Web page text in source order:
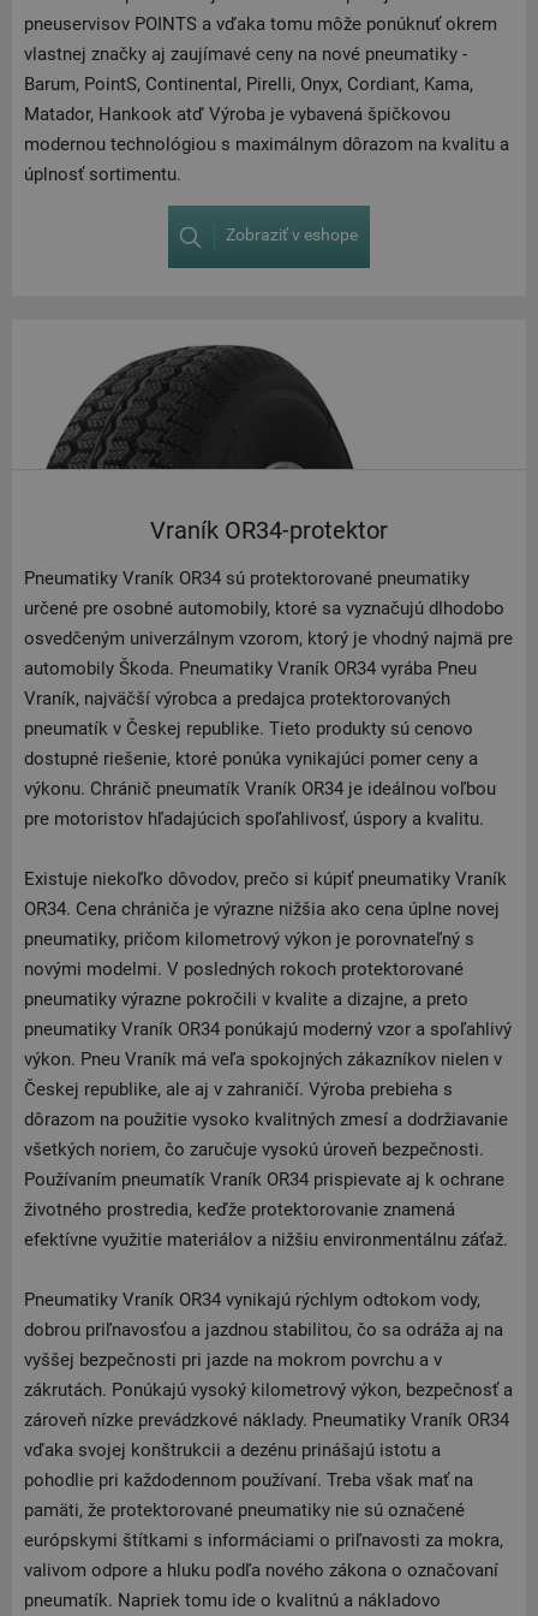
pneuservisov POINTS a vďaka tomu môže ponúknuť okrem
vlastnej značky aj zaujímavé ceny na nové pneumatiky -
Barum, PointS, Continental, Pirelli, Onyx, Cordiant, Kama,
Matador, Hankook atď Výroba je vybavená špičkovou
modernou technológiou s maximálnym dôrazom na kvalitu a
úplnosť sortimentu.
Zobraziť v eshope
Vraník OR34-protektor
Pneumatiky Vraník OR34 sú protektorované pneumatiky
určené pre osobné automobily, ktoré sa vyznačujú dlhodobo
osvedčeným univerzálnym vzorom, ktorý je vhodný najmä pre
automobily Škoda. Pneumatiky Vraník OR34 vyrába Pneu
Vraník, najväčší výrobca a predajca protektorovaných
pneumatík v Českej republike. Tieto produkty sú cenovo
dostupné riešenie, ktoré ponúka vynikajúci pomer ceny a
výkonu. Chránič pneumatík Vraník OR34 je ideálnou voľbou
pre motoristov hľadajúcich spoľahlivosť, úspory a kvalitu.
Existuje niekoľko dôvodov, prečo si kúpiť pneumatiky Vraník
OR34. Cena chrániča je výrazne nižšia ako cena úplne novej
pneumatiky, pričom kilometrový výkon je porovnateľný s
novými modelmi. V posledných rokoch protektorované
pneumatiky výrazne pokročili v kvalite a dizajne, a preto
pneumatiky Vraník OR34 ponúkajú moderný vzor a spoľahlivý
výkon. Pneu Vraník má veľa spokojných zákazníkov nielen v
Českej republike, ale aj v zahraničí. Výroba prebieha s
dôrazom na použitie vysoko kvalitných zmesí a dodržiavanie
všetkých noriem, čo zaručuje vysokú úroveň bezpečnosti.
Používaním pneumatík Vraník OR34 prispievate aj k ochrane
životného prostredia, keďže protektorovanie znamená
efektívne využitie materiálov a nižšiu environmentálnu záťaž.
Pneumatiky Vraník OR34 vynikajú rýchlym odtokom vody,
dobrou priľnavosťou a jazdnou stabilitou, čo sa odráža aj na
vyššej bezpečnosti pri jazde na mokrom povrchu a v
zákrutách. Ponúkajú vysoký kilometrový výkon, bezpečnosť a
zároveň nízke prevádzkové náklady. Pneumatiky Vraník OR34
vďaka svojej konštrukcii a dezénu prinášajú istotu a
pohodlie pri každodennom používaní. Treba však mať na
pamäti, že protektorované pneumatiky nie sú označené
európskymi štítkami s informáciami o priľnavosti za mokra,
valivom odpore a hluku podľa nového zákona o označovaní
pneumatík. Napriek tomu ide o kvalitnú a nákladovo